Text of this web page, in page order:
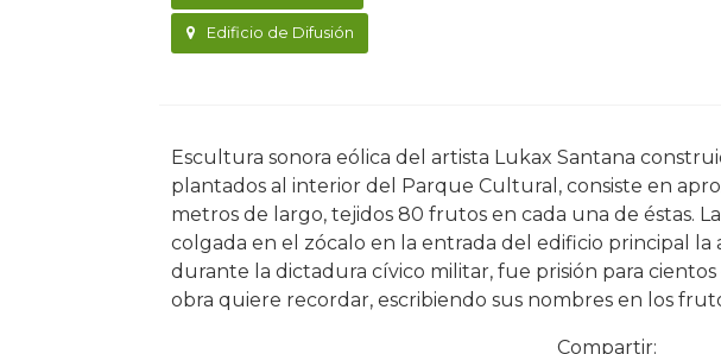
Edificio de Difusión
Escultura sonora eólica del artista Lukax Santana construida con los frutos del jacarandá
plantados al interior del Parque Cultural, consiste en
metros de largo, tejidos 80 frutos en cada una de éstas.
colgada en el zócalo en la entrada del edificio principal la
durante la dictadura cívico militar, fue prisión para cientos
obra quiere recordar, escribiendo sus nombres en los
Compartir: